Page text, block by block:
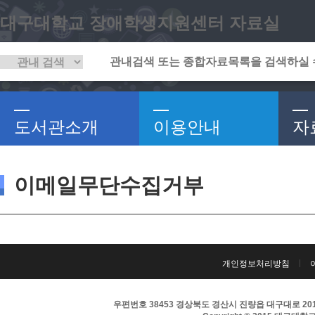
대구대학교 장애학생지원센터 자료실
도서관소개 이용안내 자
이메일무단수집거부
개인정보처리방침
우편번호 38453 경상북도 경산시 진량읍 대구대로